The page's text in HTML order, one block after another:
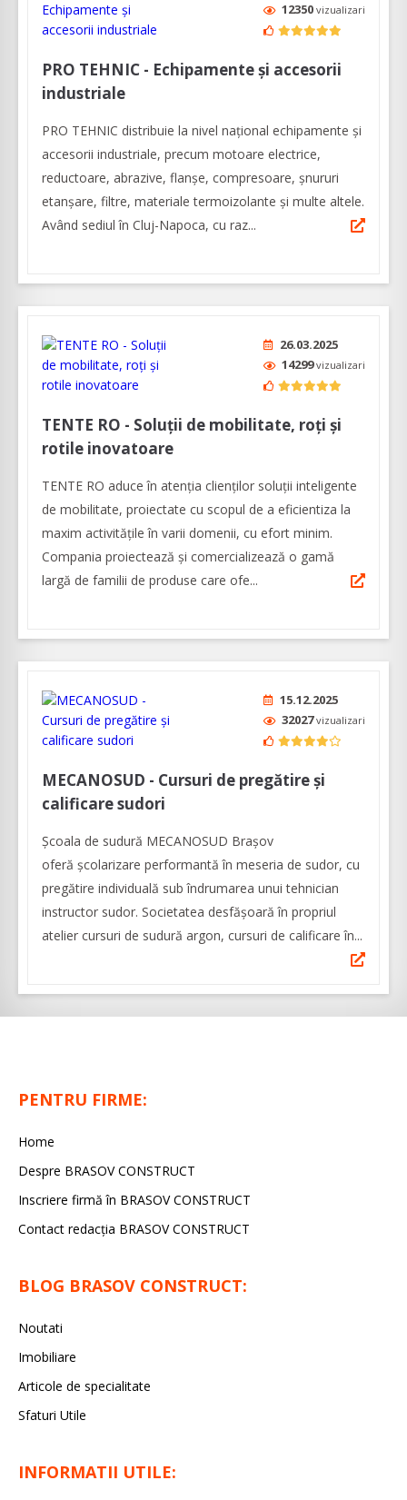
12350 vizualizari
PRO TEHNIC - Echipamente și accesorii
industriale
PRO TEHNIC distribuie la nivel național echipamente și
accesorii industriale, precum motoare electrice,
reductoare, abrazive, flanșe, compresoare, șnururi
etanșare, filtre, materiale termoizolante și multe altele.
Având sediul în Cluj-Napoca, cu raz...
26.03.2025
14299vizualizari
TENTE RO - Soluții de mobilitate, roți și
rotile inovatoare
TENTE RO aduce în atenția clienților soluții inteligente
de mobilitate, proiectate cu scopul de a eficientiza la
maxim activitățile în varii domenii, cu efort minim.
Compania proiectează și comercializează o gamă
largă de familii de produse care ofe...
15.12.2025
32027vizualizari
MECANOSUD - Cursuri de pregătire și
calificare sudori
Școala de sudură MECANOSUD Braşov
oferă şcolarizare performantă în meseria de sudor, cu
pregătire individuală sub îndrumarea unui tehnician
instructor sudor. Societatea desfășoară în propriul
atelier cursuri de sudură argon, cursuri de calificare în...
PENTRU FIRME:
Home
Despre BRASOV CONSTRUCT
Inscriere firmă în BRASOV CONSTRUCT
Contact redacţia BRASOV CONSTRUCT
BLOG BRASOV CONSTRUCT:
Noutati
Imobiliare
Articole de specialitate
Sfaturi Utile
INFORMATII UTILE: